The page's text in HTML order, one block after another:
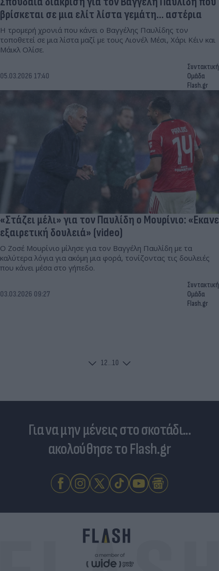
βρίσκεται σε μια ελίτ λίστα γεμάτη... αστέρια
Η τρομερή χρονιά που κάνει ο Βαγγέλης Παυλίδης τον
τοποθετεί σε μια λίστα μαζί με τους Λιονέλ Μέσι, Χάρι Κέιν και
Μάικλ Ολίσε.
05.03.2026 17:40
Συντακτική
Ομάδα
Flash.gr
«Στάζει μέλι» για τον Παυλίδη ο Μουρίνιο: «Εκανε
εξαιρετική δουλειά» (video)
Ο Ζοσέ Μουρίνιο μίλησε για τον Βαγγέλη Παυλίδη με τα
καλύτερα λόγια για ακόμη μια φορά, τονίζοντας τις δουλειές
που κάνει μέσα στο γήπεδο.
03.03.2026 09:27
Συντακτική
Ομάδα
Flash.gr
12...10
Για να μην μένεις στο σκοτάδι...
ακολούθησε το Flash.gr